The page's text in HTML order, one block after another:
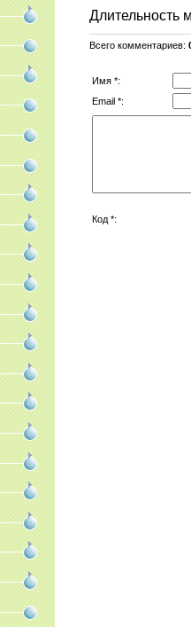
Длительность
Всего комментариев:
Имя *:
Email *:
Код *: